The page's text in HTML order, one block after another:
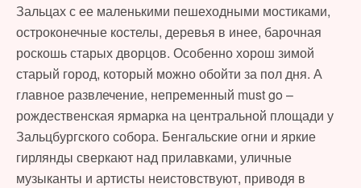
Зальцах с ее маленькими пешеходными мостиками,
остроконечные костелы, деревья в инее, барочная
роскошь старых дворцов. Особенно хорош зимой
старый город, который можно обойти за пол дня. А
главное развлечение, непременный must go –
рождественская ярмарка на центральной площади у
Зальцбургского собора. Бенгальские огни и яркие
гирлянды сверкают над прилавками, уличные
музыканты и артисты неистовствуют, приводя в